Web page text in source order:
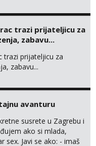
ako je moguce prvi mail
trazi prijateljicu za
zabavu...
trazi prijateljicu za
zabavu...
avanturu
susrete u Zagrebu i
ako si mlada,
sex. Javi se ako: - imaš